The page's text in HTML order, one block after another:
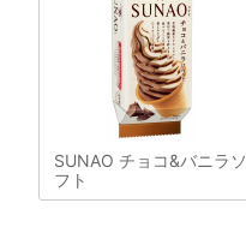
SUNAO チョコ&バニラソ
フト